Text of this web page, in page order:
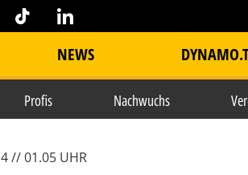
NEWS
Profis Nachwuchs
// 01.05 UHR